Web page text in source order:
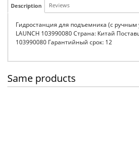
Description Reviews
Гидростанция для подъемника (с
LAUNCH 103990080 Страна: Китай
103990080 Гарантийный срок: 12
Same products